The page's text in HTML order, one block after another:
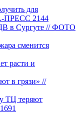
для
ПРЕСС 2144
в Сургуте // ФОТО
сменится
расти и
в грязи» //
ТЦ теряют
1691